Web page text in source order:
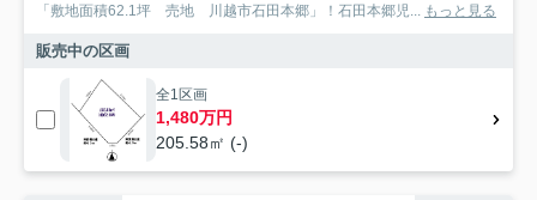
「敷地面積62.1坪 売地 川越市石田本郷」！石田本郷児... もっと見る
販売中の区画
全1区画
1,480万円
205.58㎡ (-)